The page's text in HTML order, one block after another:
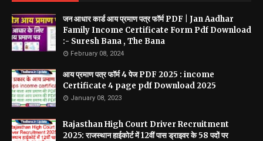
जन आधार कार्ड आय प्रमाण पत्र फॉर्म PDF | Jan Aadhar
Family Income Certificate Form Pdf Download
:- Suresh Bana , The Bana
February 08, 2024
आय प्रमाण पत्र फॉर्म 4 पेज PDF 2025 : income
Certificate 4 page pdf Download 2025
January 08, 2023
Rajasthan High Court Driver Recruitment
2025: राजस्थान हाईकोर्ट में 12वीं पास ड्राइवर के 58 पदों पर